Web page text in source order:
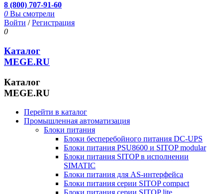
8 (800) 707-91-60
0 Вы смотрели
Войти /Регистрация
0
Каталог
MEGE.RU
Каталог
MEGE.RU
Перейти в каталог
Промышленная автоматизация
Блоки питания
Блоки бесперебойного питания DC-UPS
Блоки питания PSU8600 и SITOP modular
Блоки питания SITOP в исполнении
SIMATIC
Блоки питания для AS-интерфейса
Блоки питания серии SITOP compact